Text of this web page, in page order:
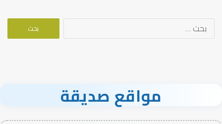
البحث
مواقع صديقة